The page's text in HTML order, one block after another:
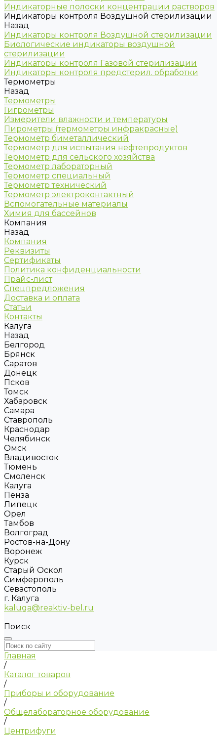
Индикаторные полоски концентрации растворов
Индикаторы контроля Воздушной стерилизации
Назад
Индикаторы контроля Воздушной стерилизации
Биологические индикаторы воздушной
стерилизации
Индикаторы контроля Газовой стерилизации
Индикаторы контроля предстерил. обработки
Термометры
Назад
Термометры
Гигрометры
Измерители влажности и температуры
Пирометры (термометры инфракрасные)
Термометр биметаллический
Термометр для испытания нефтепродуктов
Термометр для сельского хозяйства
Термометр лабораторный
Термометр специальный
Термометр технический
Термометр электроконтактный
Вспомогательные материалы
Химия для бассейнов
Компания
Назад
Компания
Реквизиты
Сертификаты
Политика конфиденциальности
Прайс-лист
Спецпредложения
Доставка и оплата
Статьи
Контакты
Калуга
Назад
Белгород
Брянск
Саратов
Донецк
Псков
Томск
Хабаровск
Самара
Ставрополь
Краснодар
Челябинск
Омск
Владивосток
Тюмень
Смоленск
Калуга
Пенза
Липецк
Орел
Тамбов
Волгоград
Ростов-на-Дону
Воронеж
Курск
Старый Оскол
Симферополь
Севастополь
г. Калуга
kaluga@reaktiv-bel.ru
Поиск
Главная
/
Каталог товаров
/
Приборы и оборудование
/
Общелабораторное оборудование
/
Центрифуги